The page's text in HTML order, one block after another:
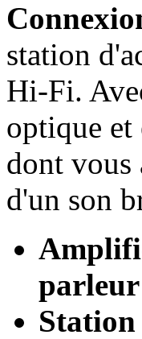
station
Hi-Fi.
optique et
dont vous
d'un son